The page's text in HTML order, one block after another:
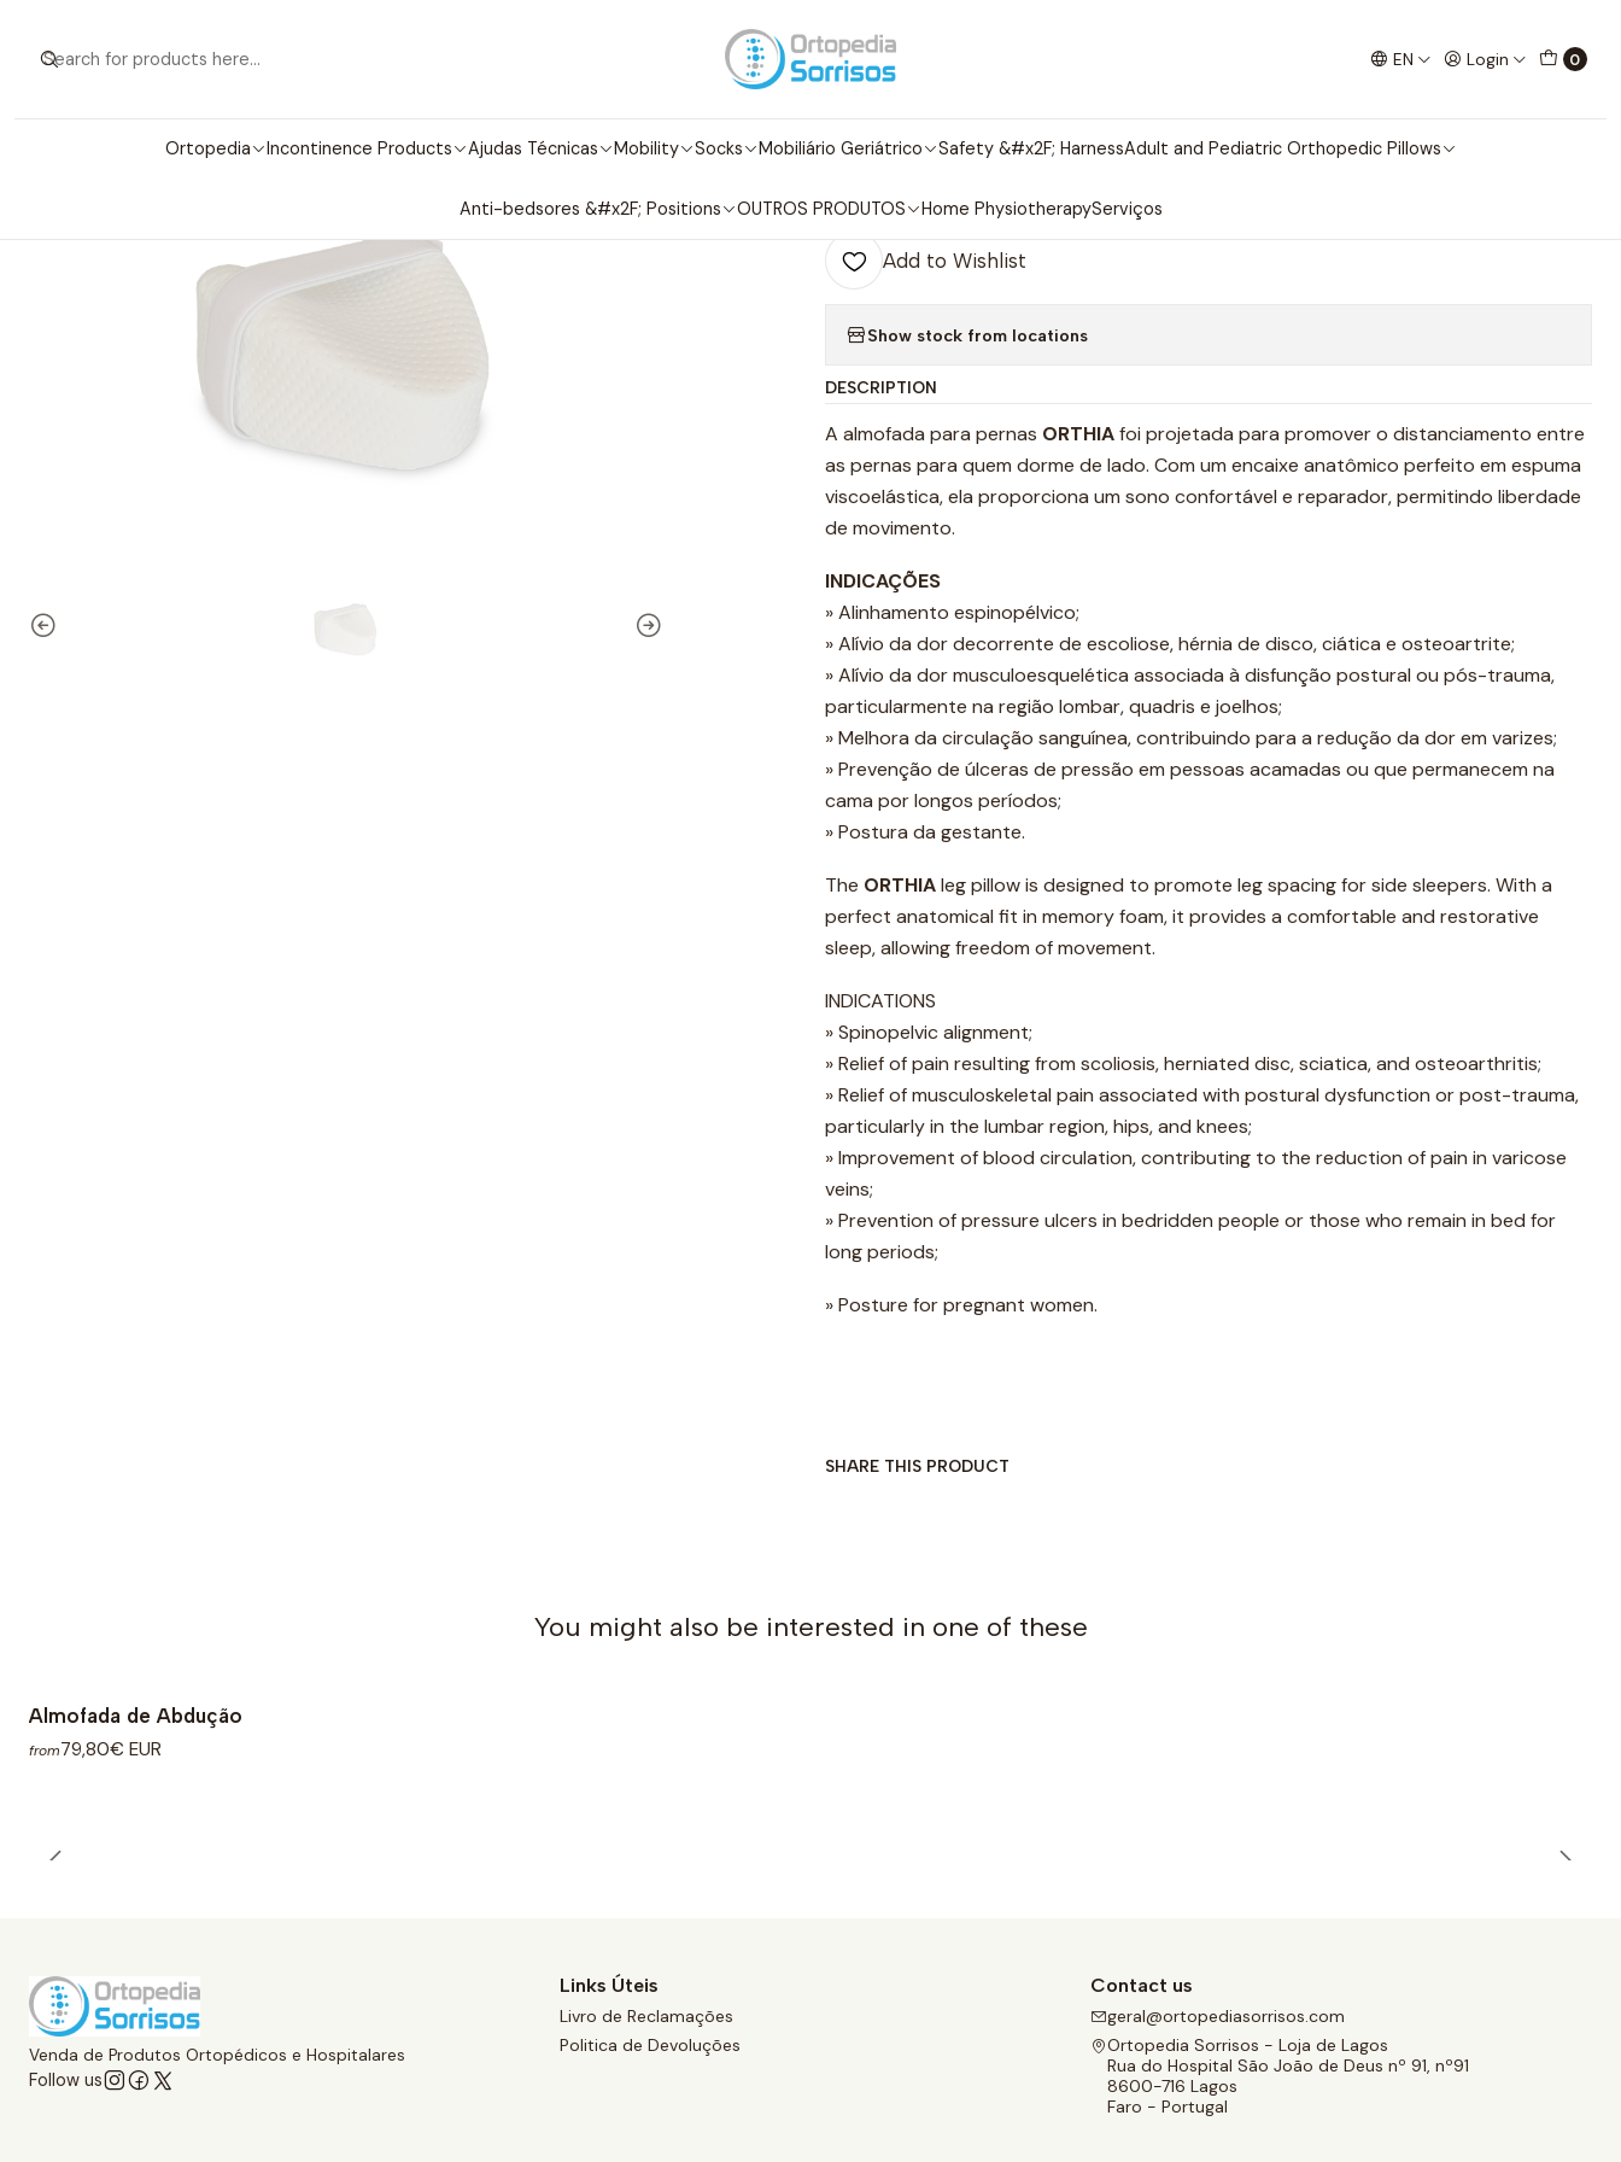
EN Login 0
Ortopedia Incontinence Products Ajudas Técnicas Mobility Socks Mobiliário Geriátrico Safety &#x2F; HarnessAdult and Pediatric Orthopedic Pillows
Anti-bedsores &#x2F; Positions OUTROS PRODUTOS Home PhysiotherapyServiços
Anti-bedsores / Positions
Almofada para pernas
Quantity
Add to Wishlist
Show stock from locations
DESCRIPTION
A almofada para pernas ORTHIAfoi projetada para promover o distanciamento entre
as pernas para quem dorme de lado. Com um encaixe anatômico perfeito em espuma
viscoelástica, ela proporciona um sono confortável e reparador, permitindo liberdade
de movimento.
INDICAÇÕES
» Alinhamento espinopélvico;
» Alívio da dor decorrente de escoliose, hérnia de disco, ciática e osteoartrite;
» Alívio da dor musculoesquelética associada à disfunção postural ou pós-trauma,
particularmente na região lombar, quadris e joelhos;
» Melhora da circulação sanguínea, contribuindo para a redução da dor em varizes;
» Prevenção de úlceras de pressão em pessoas acamadas ou que permanecem na
cama por longos períodos;
» Postura da gestante.
The ORTHIAleg pillow is designed to promote leg spacing for side sleepers. With a
perfect anatomical fit in memory foam, it provides a comfortable and restorative
sleep, allowing freedom of movement.
INDICATIONS
» Spinopelvic alignment;
» Relief of pain resulting from scoliosis, herniated disc, sciatica, and osteoarthritis;
» Relief of musculoskeletal pain associated with postural dysfunction or post-trauma,
particularly in the lumbar region, hips, and knees;
» Improvement of blood circulation, contributing to the reduction of pain in varicose
veins;
» Prevention of pressure ulcers in bedridden people or those who remain in bed for
long periods;
» Posture for pregnant women.
SHARE THIS PRODUCT
You might also be interested in one of these
Almofada de Abdução
from79,80€ EUR
Venda de Produtos Ortopédicos e Hospitalares
Follow us
Links Úteis
Livro de Reclamações
Politica de Devoluções
Contact us
geral@ortopediasorrisos.com
Ortopedia Sorrisos - Loja de Lagos
Rua do Hospital São João de Deus nº 91, nº91
8600-716 Lagos
Faro - Portugal